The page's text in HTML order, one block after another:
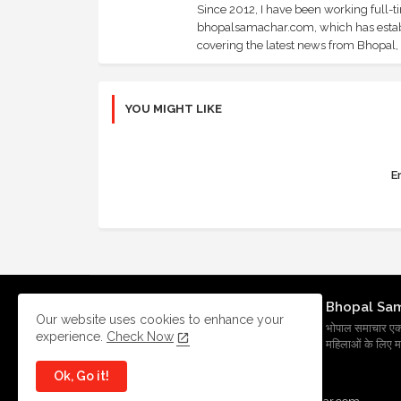
Since 2012, I have been working
bhopalsamachar.com, which has
covering the latest news from Bhopal,
YOU MIGHT LIKE
Bhopal
भोपाल समाचार एक
महिलाओं के लिए
Our website uses cookies to enhance your
experience. Check Now
Ok, Go it!